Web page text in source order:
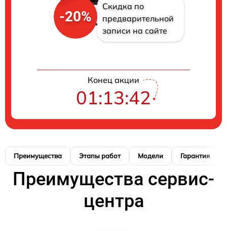
-20%
Скидка по
предварительной
записи на сайте
Конец акции
01:13:42
Преимущества Этапы работ Модели Гарантия
Преимущества сервис-
центра